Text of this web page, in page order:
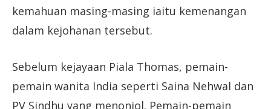
kemahuan masing-masing iaitu kemenangan
dalam kejohanan tersebut.
Sebelum kejayaan Piala Thomas, pemain-
pemain wanita India seperti Saina Nehwal dan
PV Sindhu yang menonjol. Pemain-pemain